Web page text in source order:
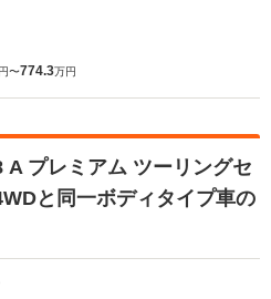
〜774.3万円
A プレミアム ツーリングセ
と同一ボディタイプ車の